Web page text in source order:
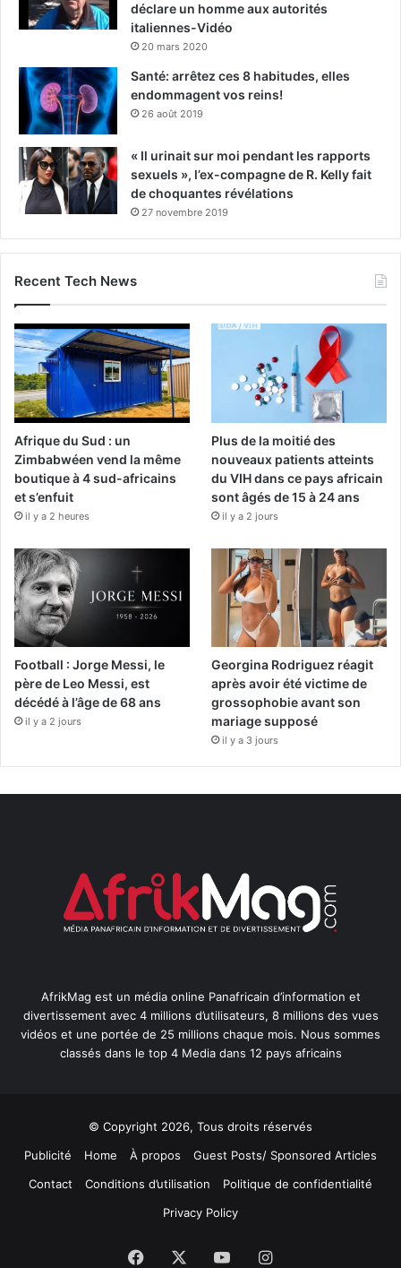
déclare un homme aux autorités
italiennes-Vidéo
20 mars 2020
Santé: arrêtez ces 8 habitudes, elles
endommagent vos reins!
26 août 2019
« Il urinait sur moi pendant les rapports
sexuels », l’ex-compagne de R. Kelly fait
de choquantes révélations
27 novembre 2019
Recent Tech News
Afrique du Sud : un
Zimbabwéen vend la même
boutique à 4 sud-africains
et s’enfuit
il y a 2 heures
Plus de la moitié des
nouveaux patients atteints
du VIH dans ce pays africain
sont âgés de 15 à 24 ans
il y a 2 jours
Football : Jorge Messi, le
père de Leo Messi, est
décédé à l’âge de 68 ans
il y a 2 jours
Georgina Rodriguez réagit
après avoir été victime de
grossophobie avant son
mariage supposé
il y a 3 jours
AfrikMag est un média online Panafricain d’information et
divertissement avec 4 millions d’utilisateurs, 8 millions des vues
vidéos et une portée de 25 millions chaque mois. Nous sommes
classés dans le top 4 Media dans 12 pays africains
© Copyright 2026, Tous droits réservés
Publicité
Home À propos
Guest Posts/ Sponsored Articles
Contact
Conditions d’utilisation
Politique de confidentialité
Privacy Policy
Facebook YouTubeInstagram